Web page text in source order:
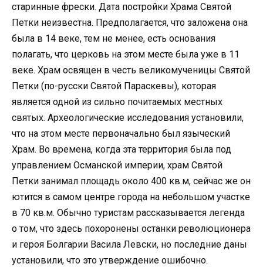
старинные фрески. Дата постройки Храма Святой
Петки неизвестна. Предполагается, что заложена она
была в 14 веке, тем не менее, есть основания
полагать, что церковь на этом месте была уже в 11
веке. Храм освящен в честь великомученицы Святой
Петки (по-русски Святой Параскевы), которая
является одной из сильно почитаемых местных
святых. Археологические исследования установили,
что на этом месте первоначально был языческий
Храм. Во времена, когда эта территория была под
управлением Османской империи, храм Святой
Петки занимал площадь около 400 кв.м, сейчас же он
ютится в самом центре города на небольшом участке
в 70 кв.м. Обычно туристам рассказывается легенда
о том, что здесь похоронены останки революционера
и героя Болгарии Васила Левски, но последние даны
установили, что это утверждение ошибочно.